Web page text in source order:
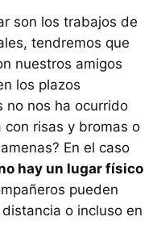
son los trabajos de
tendremos que
nuestros amigos
los plazos
no nos ha ocurrido
risas y bromas o
En el caso
hay un lugar físico
pueden
o incluso en